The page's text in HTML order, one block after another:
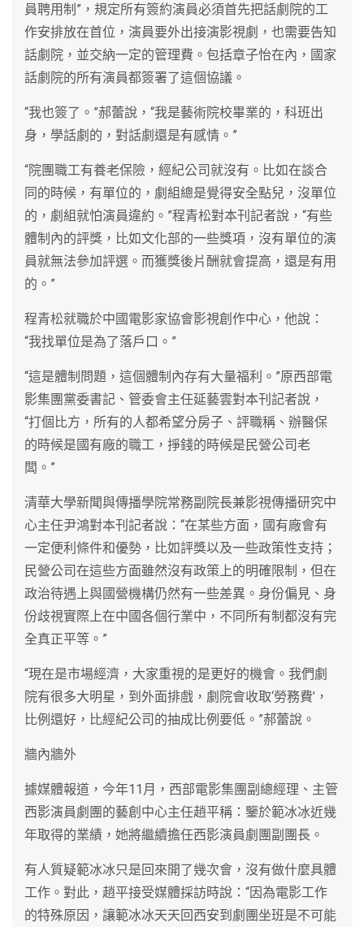
員聘用制”，規定所有簽約演員必須首先把話劇院的工
作安排放在首位，演員要外出接演影視劇，也需要告知
話劇院，並交納一定的管理費。包括章子怡在內，國家
話劇院的所有演員都簽署了這個協議。
“我也簽了。”郝蕾說，“我是藝術院校畢業的，科班出
身，學話劇的，對話劇還是有感情。”
“院團職工有養老保險，經紀公司就沒有。比如在談合
同的時候，有單位的，劇組總是覺得安全點兒，沒單位
的，劇組就怕演員違約。”程青松對本刊記者說，“有些
體制內的評獎，比如文化部的一些獎項，沒有單位的演
員就無法參加評選。而獲獎後片酬就會提高，還是有用
的。”
程青松就職於中國電影家協會影視創作中心，他說：
“我找單位是為了落戶口。”
“這是體制問題，這個體制內存有大量福利。”原西部電
影集團黨委書記、管委會主任延藝雲對本刊記者說，
“打個比方，所有的人都希望分房子、評職稱、辦醫保
的時候是國有廠的職工，掙錢的時候是民營公司老
闆。”
清華大學新聞與傳播學院常務副院長兼影視傳播研究中
心主任尹鴻對本刊記者說：“在某些方面，國有廠會有
一定便利條件和優勢，比如評獎以及一些政策性支持；
民營公司在這些方面雖然沒有政策上的明確限制，但在
政治待遇上與國營機構仍然有一些差異。身份偏見、身
份歧視實際上在中國各個行業中，不同所有制都沒有完
全真正平等。”
“現在是市場經濟，大家重視的是更好的機會。我們劇
院有很多大明星，到外面排戲，劇院會收取‘勞務費’，
比例還好，比經紀公司的抽成比例要低。”郝蕾說。
牆內牆外
據媒體報道，今年11月，西部電影集團副總經理、主管
西影演員劇團的藝創中心主任趙平稱：鑒於範冰冰近幾
年取得的業績，她將繼續擔任西影演員劇團副團長。
有人質疑範冰冰只是回來開了幾次會，沒有做什麼具體
工作。對此，趙平接受媒體採訪時說：“因為電影工作
的特殊原因，讓範冰冰天天回西安到劇團坐班是不可能